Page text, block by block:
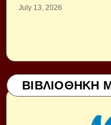
July 13, 2026
ΒΙΒΛΙΟΘΗΚΗ